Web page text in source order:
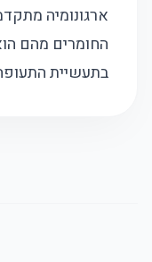
ארגונומיה
החומרים מהם
בתעשיית